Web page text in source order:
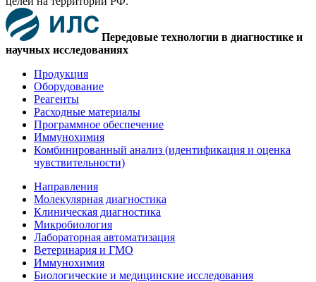
Передовые технологии в диагностике и
научных исследованиях
Продукция
Оборудование
Реагенты
Расходные материалы
Программное обеспечение
Иммунохимия
Комбинированный анализ (идентификация и оценка
чувствительности)
Направления
Молекулярная диагностика
Клиническая диагностика
Микробиология
Лабораторная автоматизация
Ветеринария и ГМО
Иммунохимия
Биологические и медицинские исследования